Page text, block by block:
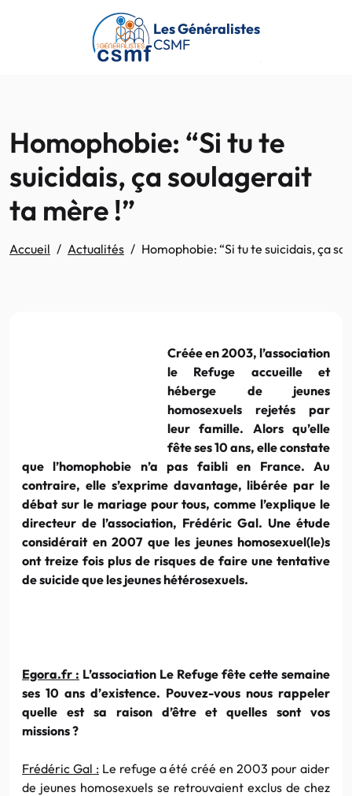
Passer au contenu principal
Les Généralistes
CSMF
Homophobie: “Si tu te
suicidais, ça soulagerait
ta mère !”
Accueil Actualités Homophobie: “Si tu te suicidais, ça
Créée en 2003, l’association
le Refuge accueille et
héberge de jeunes
homosexuels rejetés par
leur famille. Alors qu’elle
fête ses 10 ans, elle constate
quel’homophobie n’a pas faibli en France. Au
contraire, elle s’exprime davantage, libérée par le
débat sur le mariage pour tous, comme l’explique le
directeur de l’association, Frédéric Gal. Une étude
considérait en 2007 que les jeunes homosexuel(le)s
ont treize fois plus de risques de faire une tentative
de suicide que les jeunes hétérosexuels.
Egora.fr : L’association Le Refuge fête cette semaine
ses 10 ans d’existence. Pouvez-vous nous rappeler
quelle est sa raison d’être et quelles sont vos
missions ?
Frédéric Gal :Le refuge a été créé en 2003 pour aider
de jeunes homosexuels se retrouvaient exclus de chez